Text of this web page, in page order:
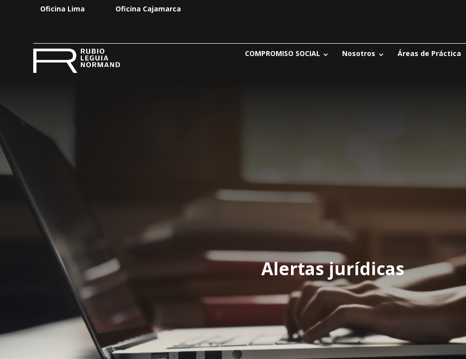
Oficina Lima Oficina Cajamarca
COMPROMISO SOCIAL Nosotros Áreas de Práctica
Alertas jurídicas